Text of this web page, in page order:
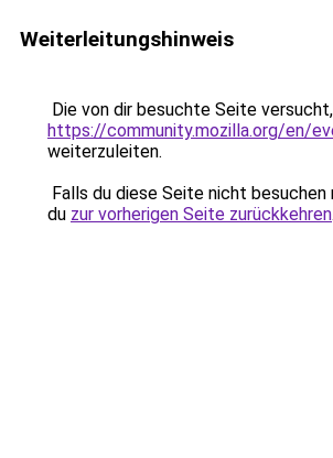
Weiterleitungshinweis
Die von dir besuchte Seite
https://community.mozilla.org/en/
weiterzuleiten.
Falls du diese Seite nicht
du zur vorherigen Seite zurückkehren.